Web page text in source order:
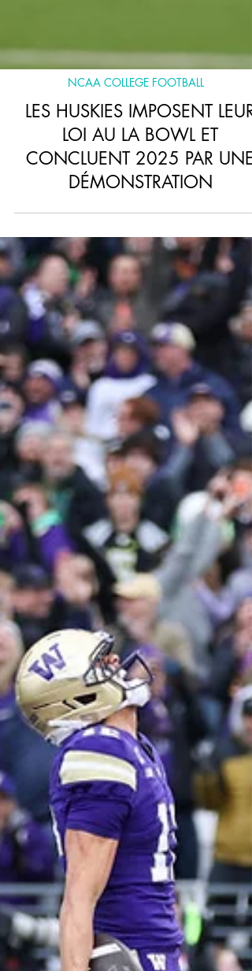
NCAA COLLEGE FOOTBALL
LES HUSKIES IMPOSENT LEUR
LOI AU LA BOWL ET
CONCLUENT 2025 PAR UNE
DÉMONSTRATION